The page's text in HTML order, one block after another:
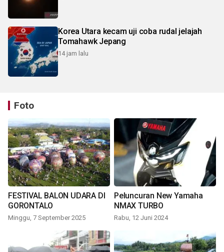
Korea Utara kecam uji coba rudal jelajah
Tomahawk Jepang
14 jam lalu
Foto
FESTIVAL BALON UDARA DI
GORONTALO
Minggu, 7 September 2025
Peluncuran New Yamaha
NMAX TURBO
Rabu, 12 Juni 2024